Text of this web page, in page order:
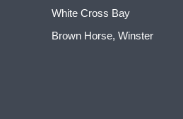
White Cross Bay
Brown Horse, Winster